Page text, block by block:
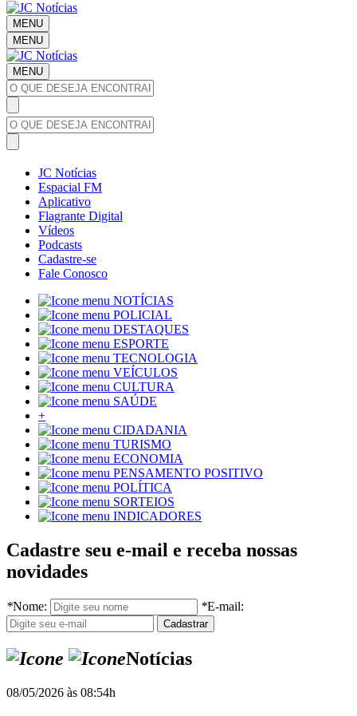
MENU
MENU
MENU
JC Notícias
Espacial FM
Aplicativo
Flagrante Digital
Vídeos
Podcasts
Cadastre-se
Fale Conosco
NOTÍCIAS
POLICIAL
DESTAQUES
ESPORTE
TECNOLOGIA
VEÍCULOS
CULTURA
SAÚDE
+
CIDADANIA
TURISMO
ECONOMIA
PENSAMENTO POSITIVO
POLÍTICA
SORTEIOS
INDICADORES
Cadastre seu e-mail e receba nossas
novidades
*Nome: *E-mail:
Notícias
08/05/2026 às 08:54h